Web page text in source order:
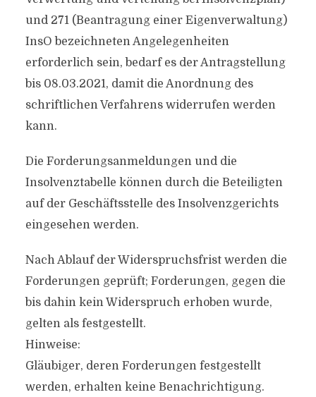
und 271 (Beantragung einer Eigenverwaltung)
InsO bezeichneten Angelegenheiten
erforderlich sein, bedarf es der Antragstellung
bis 08.03.2021, damit die Anordnung des
schriftlichen Verfahrens widerrufen werden
kann.
Die Forderungsanmeldungen und die
Insolvenztabelle können durch die Beteiligten
auf der Geschäftsstelle des Insolvenzgerichts
eingesehen werden.
Nach Ablauf der Widerspruchsfrist werden die
Forderungen geprüft; Forderungen, gegen die
bis dahin kein Widerspruch erhoben wurde,
gelten als festgestellt.
Hinweise:
Gläubiger, deren Forderungen festgestellt
werden, erhalten keine Benachrichtigung.